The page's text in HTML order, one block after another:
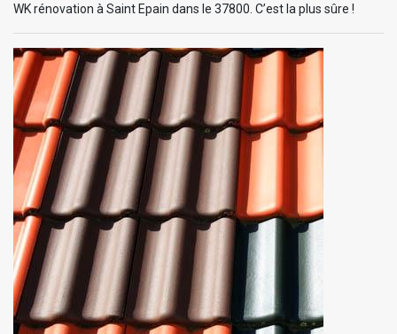
WK rénovation à Saint Epain dans le 37800. C’est la plus sûre !